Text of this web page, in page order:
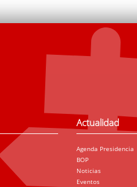
Actualidad
Agenda Presidencia
BOP
Noticias
Eventos